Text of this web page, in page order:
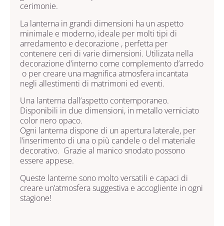
cerimonie.
La lanterna in grandi dimensioni ha un aspetto
minimale e moderno, ideale per molti tipi di
arredamento e decorazione , perfetta per
contenere ceri di varie dimensioni. Utilizata nella
decorazione d’interno come complemento d’arredo
o per creare una magnifica atmosfera incantata
negli allestimenti di matrimoni ed eventi.
Una lanterna dall’aspetto contemporaneo.
Disponibili in due dimensioni, in metallo verniciato
color nero opaco.
Ogni lanterna dispone di un apertura laterale, per
l’inserimento di una o più candele o del materiale
decorativo. Grazie al manico snodato possono
essere appese.
Queste lanterne sono molto versatili e capaci di
creare un’atmosfera suggestiva e accogliente in ogni
stagione!